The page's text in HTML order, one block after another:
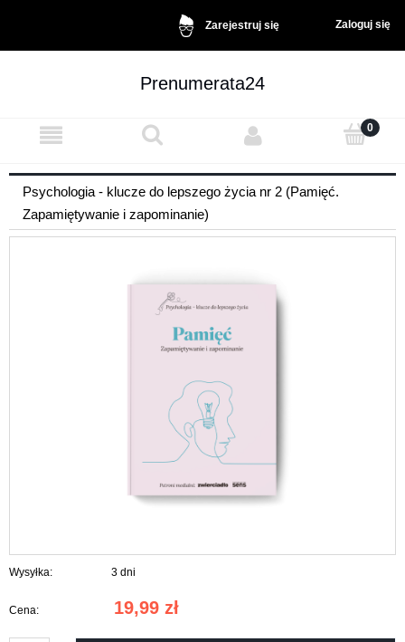
Zarejestruj się Zaloguj się
Prenumerata24
Psychologia - klucze do lepszego życia nr 2 (Pamięć.
Zapamiętywanie i zapominanie)
Wysyłka: 3 dni
Cena: 19,99 zł